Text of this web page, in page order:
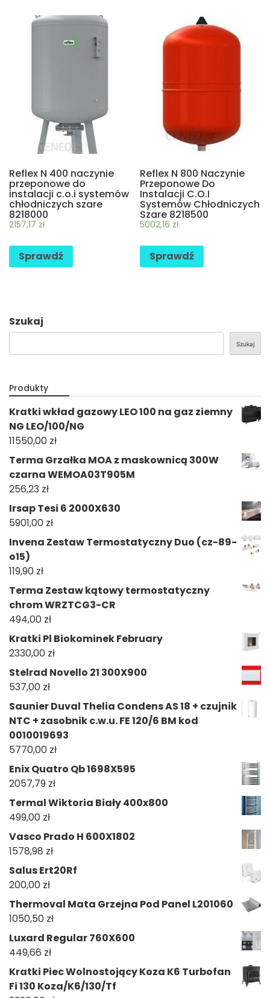
Reflex N 400 naczynie
przeponowe do
instalacji c.o.i systemów
chłodniczych szare
8218000
2157,17 zł
Sprawdź
Reflex N 800 Naczynie
Przeponowe Do
Instalacji C.O.I
Systemów Chłodniczych
Szare 8218500
5002,16 zł
Sprawdź
Szukaj
Szukaj
Produkty
Kratki wkład gazowy LEO 100 na gaz ziemny
NG LEO/100/NG
11550,00 zł
Terma Grzałka MOA z maskownicą 300W
czarna WEMOA03T905M
256,23 zł
Irsap Tesi 6 2000X630
5901,00 zł
Invena Zestaw Termostatyczny Duo (cz-89-
o15)
119,90 zł
Terma Zestaw kątowy termostatyczny
chrom WRZTCG3-CR
494,00 zł
Kratki Pl Biokominek February
2330,00 zł
Stelrad Novello 21 300X900
537,00 zł
Saunier Duval Thelia Condens AS 18 + czujnik
NTC + zasobnik c.w.u. FE 120/6 BM kod
0010019693
5770,00 zł
Enix Quatro Qb 1698X595
2057,79 zł
Termal Wiktoria Biały 400x800
499,00 zł
Vasco Prado H 600X1802
1578,98 zł
Salus Ert20Rf
200,00 zł
Thermoval Mata Grzejna Pod Panel L201060
1050,50 zł
Luxard Regular 760X600
449,66 zł
Kratki Piec Wolnostojący Koza K6 Turbofan
Fi 130 Koza/K6/130/Tf